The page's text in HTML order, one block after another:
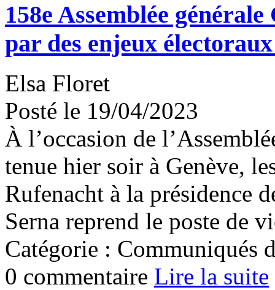
158e Assemblée
par des enjeux
Elsa Floret
Posté le 19/04/2023
À l’occasion de
tenue hier soir à Genève,
Rufenacht à la présidence
Serna reprend le poste de
Catégorie : Communiqués
0 commentaire Lire la suite